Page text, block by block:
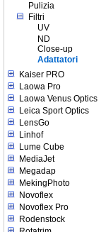
Pulizia
Filtri
UV
ND
Close-up
Adattatori
Kaiser PRO
Laowa Pro
Laowa Venus Optics
Leica Sport Optics
LensGo
Linhof
Lume Cube
MediaJet
Megadap
MekingPhoto
Novoflex
Novoflex Pro
Rodenstock